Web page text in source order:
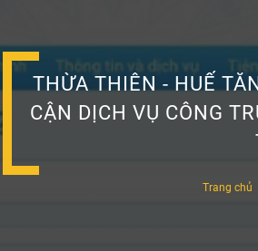
THỪA THIÊN - HUẾ
CẬN DỊCH VỤ CÔNG
Trang chủ